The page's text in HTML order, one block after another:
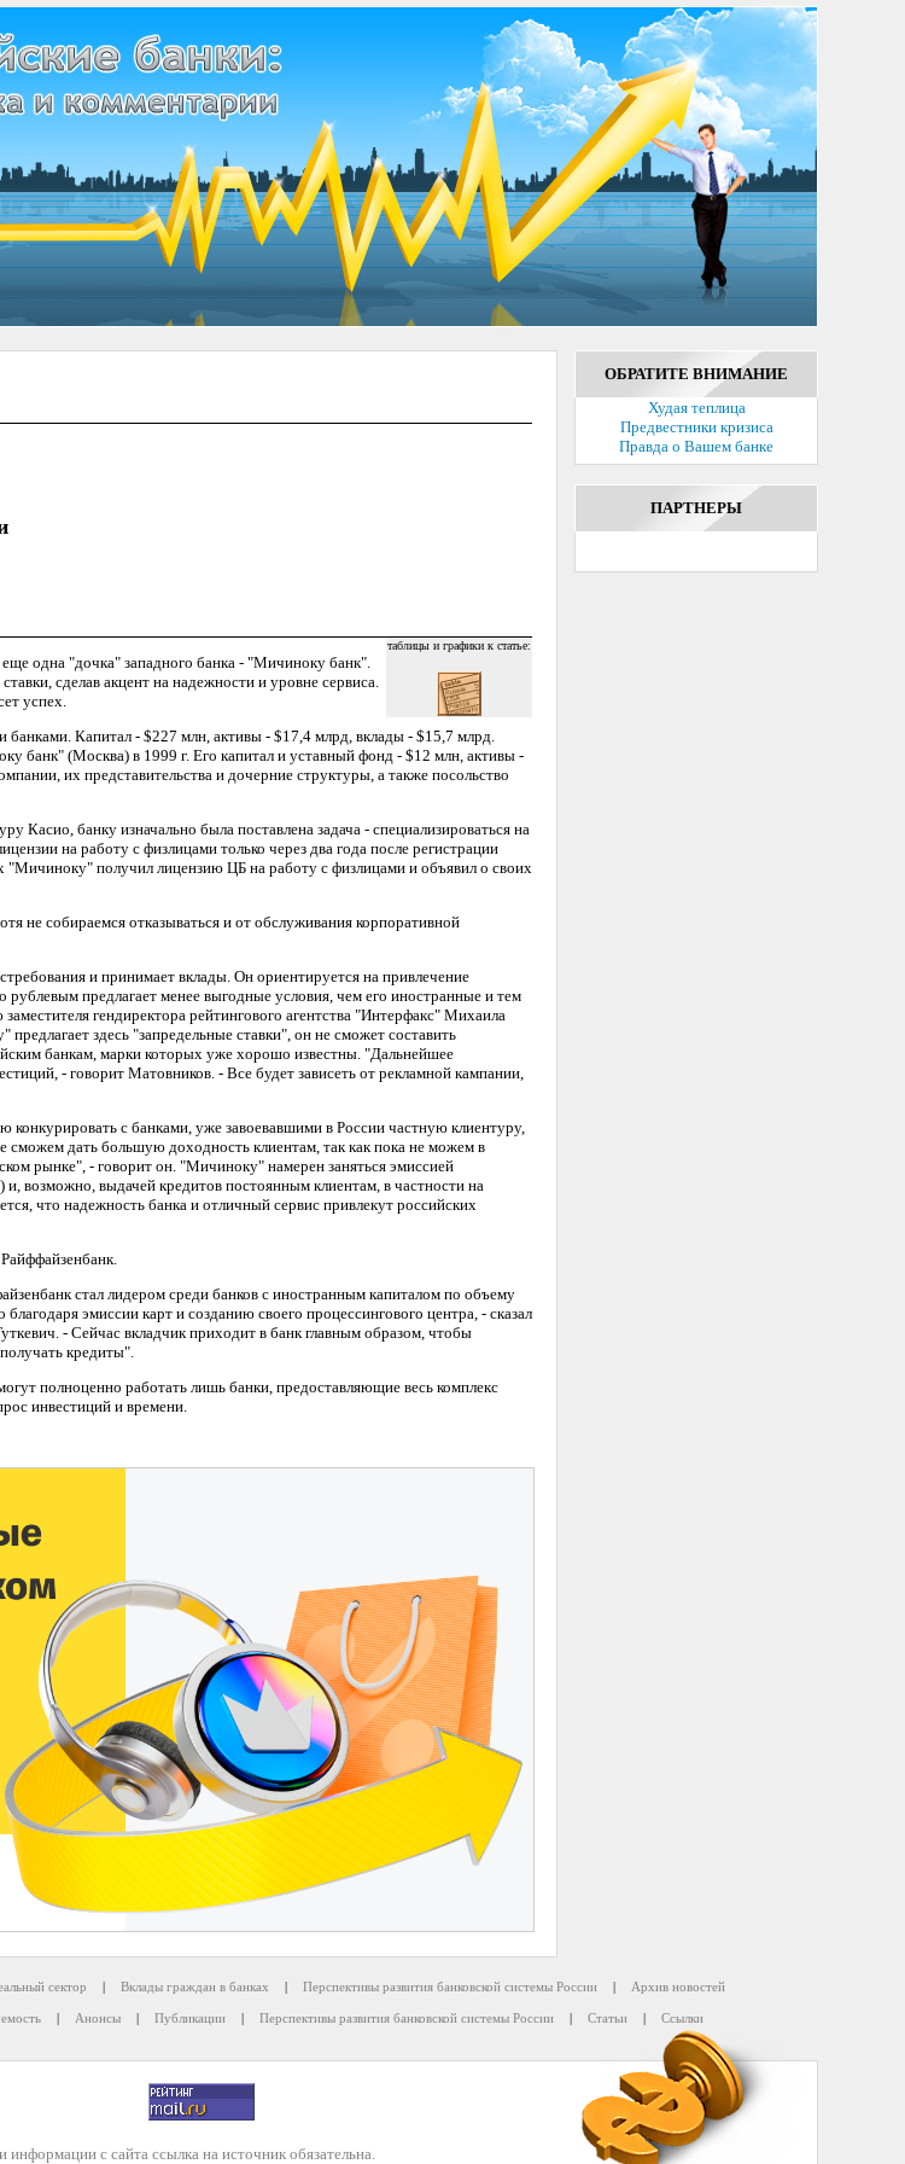
таблицы и графики к статье:
одна "дочка" западного банка - "Мичиноку банк".
сделав акцент на надежности и уровне сервиса.
успех.
Капитал - $227 млн, активы - $17,4 млрд, вклады - $15,7 млрд.
банк" (Москва) в 1999 г. Его капитал и уставный фонд - $12 млн, активы -
их представительства и дочерние структуры, а также посольство
банку изначально была поставлена задача - специализироваться на
на работу с физлицами только через два года после регистрации
"Мичиноку" получил лицензию ЦБ на работу с физлицами и объявил о своих
собираемся отказываться и от обслуживания корпоративной
и принимает вклады. Он ориентируется на привлечение
предлагает менее выгодные условия, чем его иностранные и тем
гендиректора рейтингового агентства "Интерфакс" Михаила
здесь "запредельные ставки", он не сможет составить
банкам, марки которых уже хорошо известны. "Дальнейшее
- говорит Матовников. - Все будет зависеть от рекламной кампании,
с банками, уже завоевавшими в России частную клиентуру,
дать большую доходность клиентам, так как пока не можем в
рынке", - говорит он. "Мичиноку" намерен заняться эмиссией
и, возможно, выдачей кредитов постоянным клиентам, в частности на
что надежность банка и отличный сервис привлекут российских
стал лидером среди банков с иностранным капиталом по объему
эмиссии карт и созданию своего процессингового центра, - сказал
- Сейчас вкладчик приходит в банк главным образом, чтобы
кредиты".
полноценно работать лишь банки, предоставляющие весь комплекс
инвестиций и времени.
ОБРАТИТЕ ВНИМАНИЕ
Худая теплица
Предвестники кризиса
Правда о Вашем банке
ПАРТНЕРЫ
сектор | Вклады граждан в банках | Перспективы развития банковской системы России | Архив новостей
| Анонсы | Публикации | Перспективы развития банковской системы России | Статьи | Ссылки
с сайта ссылка на источник обязательна.